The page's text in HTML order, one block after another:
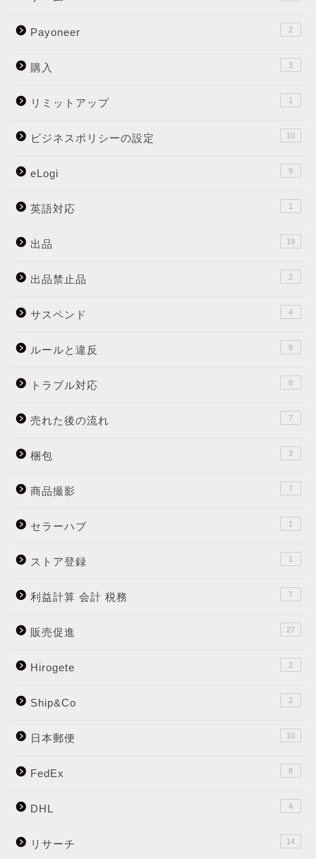
Payoneer 2
購入 3
リミットアップ 1
ビジネスポリシーの設定 10
eLogi 9
英語対応 1
出品 19
出品禁止品 2
サスペンド 4
ルールと違反 9
トラブル対応 8
売れた後の流れ 7
梱包 3
商品撮影 7
セラーハブ 1
ストア登録 1
利益計算 会計 税務 7
販売促進 27
Hirogete 2
Ship&Co 2
日本郵便 10
FedEx 8
DHL 4
リサーチ 14